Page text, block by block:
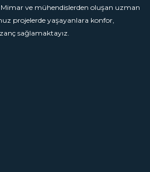
Mimar ve mühendislerden oluşan uzman
projelerde yaşayanlara konfor,
sağlamaktayız.